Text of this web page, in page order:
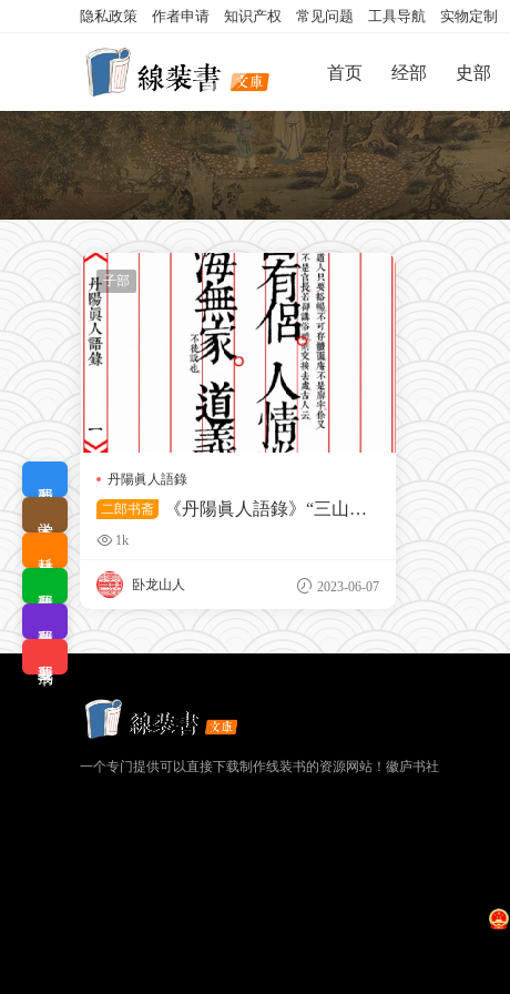
首页 经部 史部
隐私政策 作者申请 知识产权 常见问题 工具导航 实物定制
子部
丹陽眞人語錄
二郎书斋
《丹陽眞人語錄》“三山有
侶人情淡，四海無家道義深”摘句|山
1k
卧龙山人 2023-06-07
一个专门提供可以直接下载制作线装书的资源网站！徽庐书社